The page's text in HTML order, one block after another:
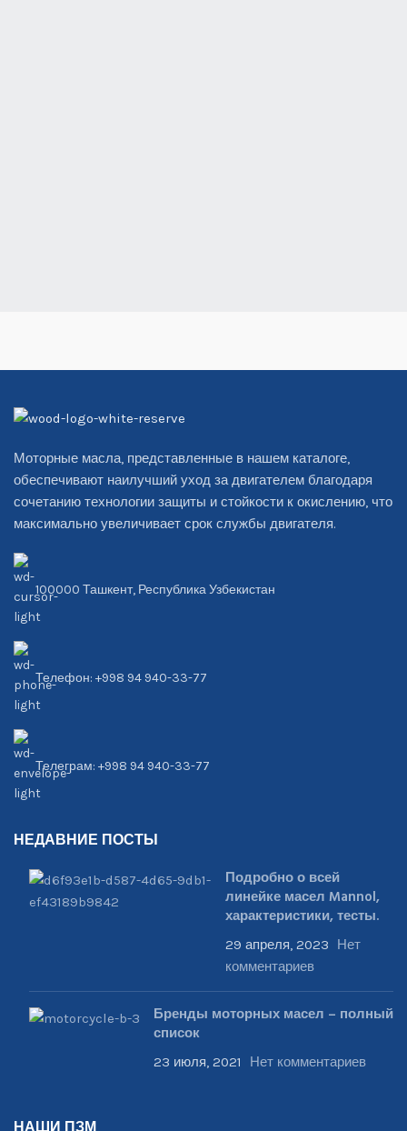
Моторные масла, представленные в нашем каталоге,
обеспечивают наилучший уход за двигателем благодаря
сочетанию технологии защиты и стойкости к окислению, что
максимально увеличивает срок службы двигателя.
100000 Ташкент, Республика Узбекистан
Телефон: +998 94 940-33-77
Телеграм: +998 94 940-33-77
НЕДАВНИЕ ПОСТЫ
Подробно о всей
линейке масел Mannol,
характеристики, тесты.
29 апреля, 2023
Нет
комментариев
Бренды моторных масел – полный
список
23 июля, 2021 Нет комментариев